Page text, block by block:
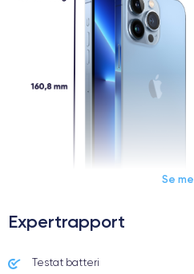
Dimensions et poids
Se
Expertrapport
Testat batteri